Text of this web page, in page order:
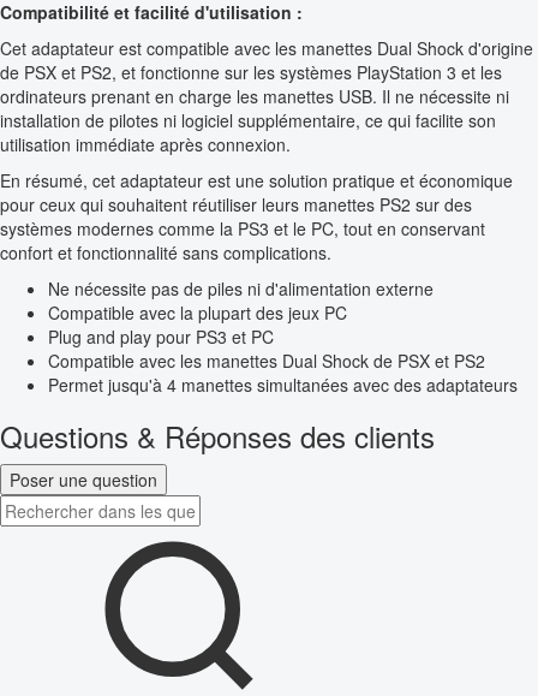
Compatibilité et facilité d'utilisation :
Cet adaptateur est compatible avec les manettes Dual Shock d'origine
de PSX et PS2, et fonctionne sur les systèmes PlayStation 3 et les
ordinateurs prenant en charge les manettes USB. Il ne nécessite ni
installation de pilotes ni logiciel supplémentaire, ce qui facilite son
utilisation immédiate après connexion.
En résumé, cet adaptateur est une solution pratique et économique
pour ceux qui souhaitent réutiliser leurs manettes PS2 sur des
systèmes modernes comme la PS3 et le PC, tout en conservant
confort et fonctionnalité sans complications.
Ne nécessite pas de piles ni d'alimentation externe
Compatible avec la plupart des jeux PC
Plug and play pour PS3 et PC
Compatible avec les manettes Dual Shock de PSX et PS2
Permet jusqu'à 4 manettes simultanées avec des adaptateurs
Questions & Réponses des clients
Poser une question